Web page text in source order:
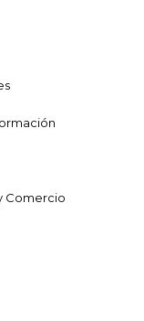
Comercio